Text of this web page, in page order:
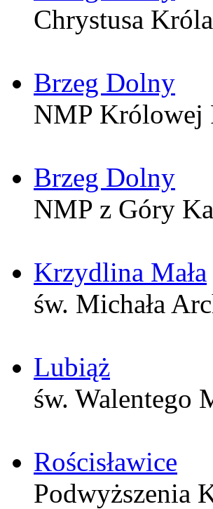
Chrystusa Króla
Brzeg Dolny
NMP Królowej
Brzeg Dolny
NMP z Góry
Krzydlina Mała
św. Michała
Lubiąż
św. Walentego
Rościsławice
Podwyższenia